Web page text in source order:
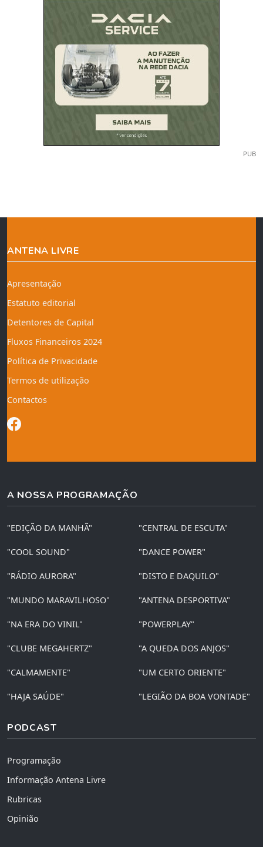
PUB
ANTENA LIVRE
Apresentação
Estatuto editorial
Detentores de Capital
Fluxos Financeiros 2024
Política de Privacidade
Termos de utilização
Contactos
A NOSSA PROGRAMAÇÃO
"EDIÇÃO DA MANHÃ" "CENTRAL DE ESCUTA"
"COOL SOUND" "DANCE POWER"
"RÁDIO AURORA" "DISTO E DAQUILO"
"MUNDO MARAVILHOSO" "ANTENA DESPORTIVA"
"NA ERA DO VINIL" "POWERPLAY"
"CLUBE MEGAHERTZ" "A QUEDA DOS ANJOS"
"CALMAMENTE" "UM CERTO ORIENTE"
"HAJA SAÚDE" "LEGIÃO DA BOA VONTADE"
PODCAST
Programação
Informação Antena Livre
Rubricas
Opinião